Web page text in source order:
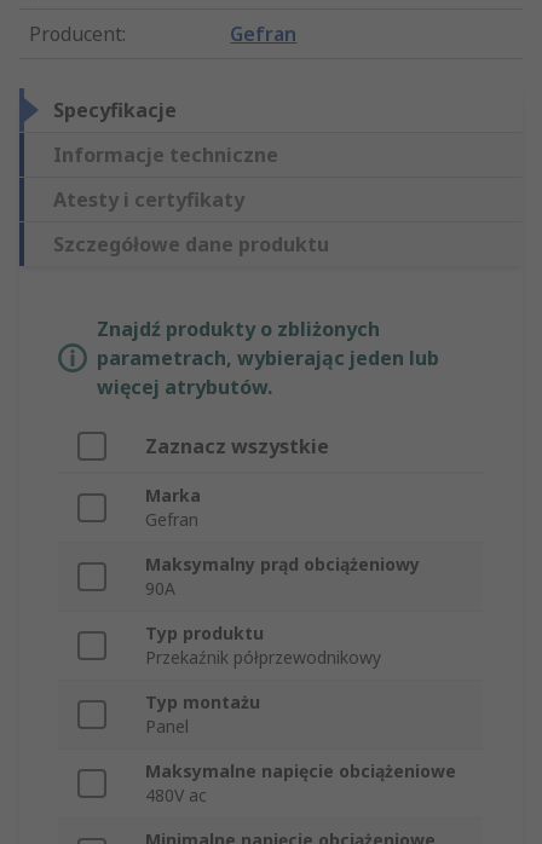
Producent: Gefran
Specyfikacje
Informacje techniczne
Atesty i certyfikaty
Szczegółowe dane produktu
Znajdź produkty o zbliżonych
parametrach, wybierając jeden lub
więcej atrybutów.
Zaznacz wszystkie
Marka
Gefran
Maksymalny prąd obciążeniowy
90A
Typ produktu
Przekaźnik półprzewodnikowy
Typ montażu
Panel
Maksymalne napięcie obciążeniowe
480V ac